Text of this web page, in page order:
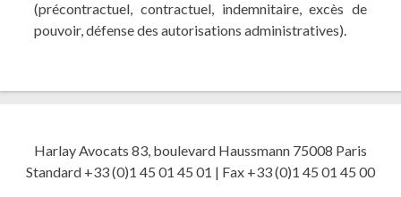
(précontractuel, contractuel, indemnitaire, excès de
pouvoir, défense des autorisations administratives).
Harlay Avocats 83, boulevard Haussmann 75008 Paris
Standard +33 (0)1 45 01 45 01 | Fax +33 (0)1 45 01 45 00